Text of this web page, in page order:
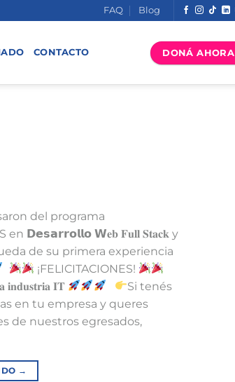
FAQ Blog
CONTACTO DONÁ AHORA
del programa
en 𝗗𝗲𝘀𝗮𝗿𝗿𝗼𝗹𝗹𝗼 𝗪𝐞𝐛 𝐅𝐮𝐥𝐥 𝐒𝐭𝐚𝐜𝐤 y
de su primera experiencia
¡FELICITACIONES!
𝐢𝐧𝐝𝐮𝐬𝐭𝐫𝐢𝐚 𝐈𝐓
Si tenés
en tu empresa y queres
de nuestros egresados,
→